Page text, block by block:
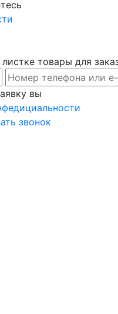
товары для
вы
звонок